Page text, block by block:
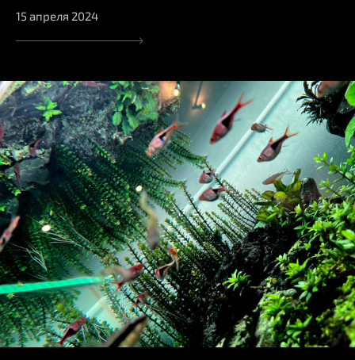
15 апреля 2024